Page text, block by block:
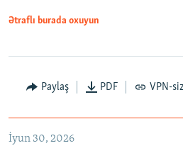
Ətraflı burada oxuyun
Paylaş PDF VPN-
İyun 30, 2026